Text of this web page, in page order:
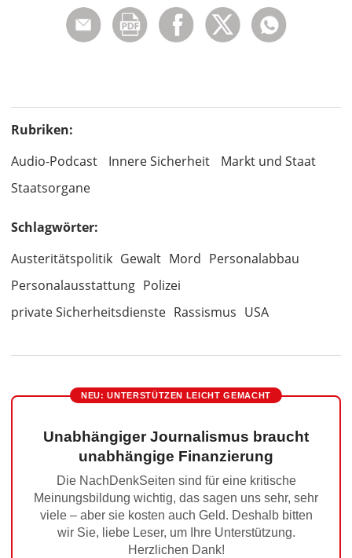
Rubriken:
Audio-Podcast
Innere Sicherheit
Markt und Staat
Staatsorgane
Schlagwörter:
Austeritätspolitik Gewalt Mord Personalabbau
Personalausstattung Polizei
private Sicherheitsdienste Rassismus USA
NEU: UNTERSTÜTZEN LEICHT GEMACHT
Unabhängiger Journalismus braucht
unabhängige Finanzierung
Die NachDenkSeiten sind für eine kritische
Meinungsbildung wichtig, das sagen uns sehr, sehr
viele – aber sie kosten auch Geld. Deshalb bitten
wir Sie, liebe Leser, um Ihre Unterstützung.
Herzlichen Dank!